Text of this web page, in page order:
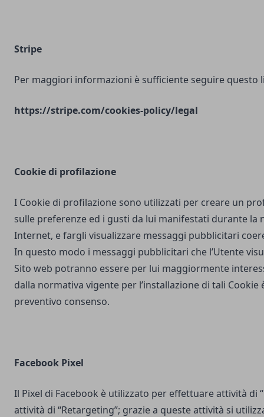
Stripe
Per maggiori informazioni è sufficiente seguire questo
https://stripe.com/cookies-policy/legal
Cookie di profilazione
I Cookie di profilazione sono utilizzati per creare un
sulle preferenze ed i gusti da lui manifestati durante la
Internet, e fargli visualizzare messaggi pubblicitari
In questo modo i messaggi pubblicitari che l’Utente
Sito web potranno essere per lui maggiormente
dalla normativa vigente per l’installazione di tali Cookie
preventivo consenso.
Facebook Pixel
Il Pixel di Facebook è utilizzato per effettuare attività di
attività di “Retargeting”; grazie a queste attività si